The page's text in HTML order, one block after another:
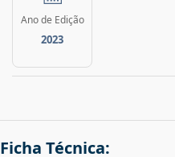
Ano de Edição
2023
Ficha Técnica: